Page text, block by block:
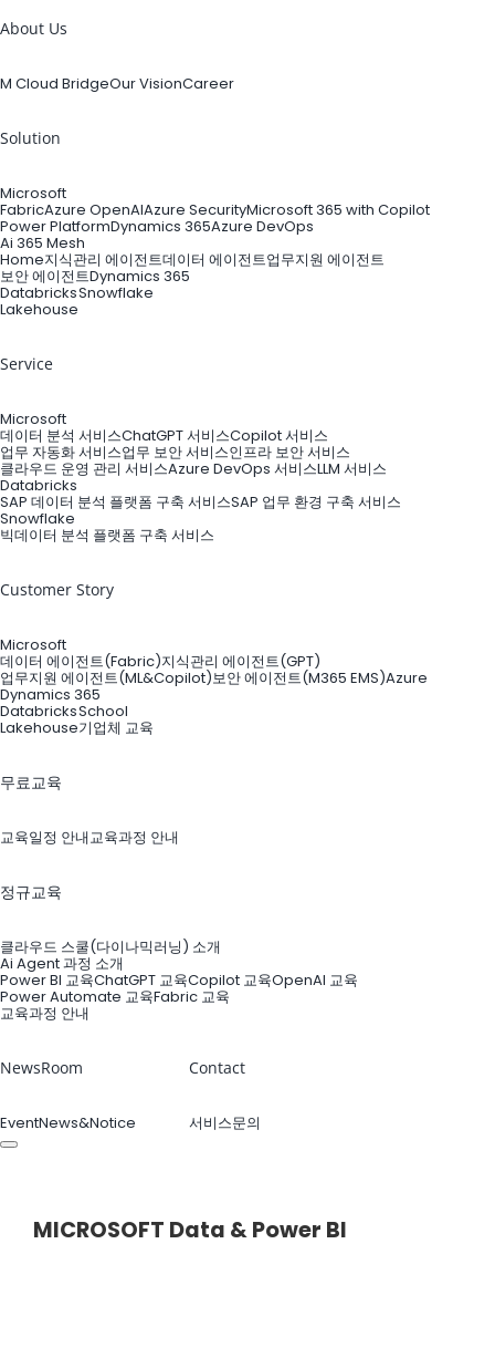
About Us
M Cloud BridgeOur VisionCareer
Solution
Microsoft
FabricAzure OpenAIAzure SecurityMicrosoft 365 with Copilot
Power PlatformDynamics 365Azure DevOps
Ai 365 Mesh
Home지식관리 에이전트데이터 에이전트업무지원 에이전트
보안 에이전트Dynamics 365
Databricks
Lakehouse
Snowflake
Service
Microsoft
데이터 분석 서비스ChatGPT 서비스Copilot 서비스
업무 자동화 서비스업무 보안 서비스인프라 보안 서비스
클라우드 운영 관리 서비스Azure DevOps 서비스LLM 서비스
Databricks
SAP 데이터 분석 플랫폼 구축 서비스SAP 업무 환경 구축 서비스
Snowflake
빅데이터 분석 플랫폼 구축 서비스
Customer Story
Microsoft
데이터 에이전트(Fabric)지식관리 에이전트(GPT)
업무지원 에이전트(ML&Copilot)보안 에이전트(M365 EMS)Azure
Dynamics 365
Databricks
Lakehouse
School
기업체 교육
무료교육
교육일정 안내교육과정 안내
정규교육
클라우드 스쿨(다이나믹러닝) 소개
Ai Agent 과정 소개
Power BI 교육ChatGPT 교육Copilot 교육OpenAI 교육
Power Automate 교육Fabric 교육
교육과정 안내
NewsRoom
EventNews&Notice
Contact
서비스문의
MICROSOFT Data & Power BI